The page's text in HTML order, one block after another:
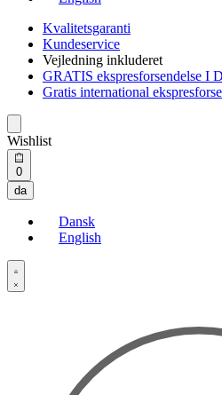
Kvalitetsgaranti
Kundeservice
Vejledning inkluderet
GRATIS ekspresforsendelse
Gratis international
Wishlist
0Open
cart
da
Dansk
English
Open
Account
details